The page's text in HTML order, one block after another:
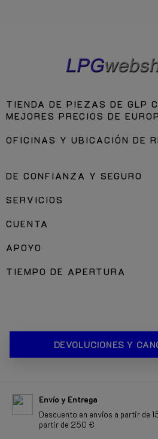
TIENDA DE PIEZAS DE GLP
MEJORES PRECIOS DE
OFICINAS Y UBICACIÓN DE
DE CONFIANZA Y SEGURO
SERVICIOS
CUENTA
APOYO
TIEMPO DE APERTURA
DEVOLUCIONES Y
Envío y Entrega
Descuento en envíos a partir de
partir de 250 €